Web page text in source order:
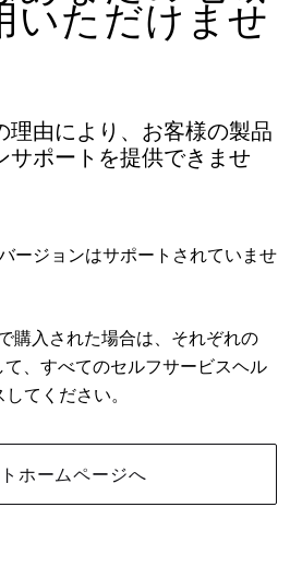
いただけませ
理由により、お客様の製品
サポートを提供できませ
ージョンはサポートされていませ
購入された場合は、それぞれの
、すべてのセルフサービスヘル
てください。
ホームページへ